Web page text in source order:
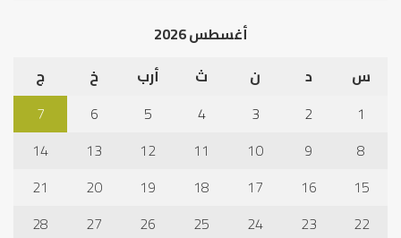
أغسطس 2026
س
د ن ث أرب خ
ج
1
2
3
4
5
6
7
8
9
10
11
12
13
14
15
16
17
18
19
20
21
22
23
24
25
26
27
28